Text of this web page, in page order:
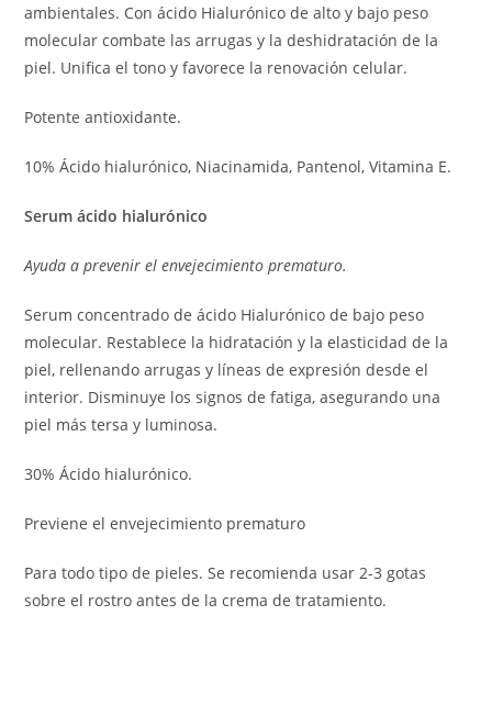
ambientales. Con ácido Hialurónico de alto y bajo peso
molecular combate las arrugas y la deshidratación de la
piel. Unifica el tono y favorece la renovación celular.
Potente antioxidante.
10% Ácido hialurónico, Niacinamida, Pantenol, Vitamina E.
Serum ácido hialurónico
Ayuda a prevenir el envejecimiento prematuro.
Serum concentrado de ácido Hialurónico de bajo peso
molecular. Restablece la hidratación y la elasticidad de la
piel, rellenando arrugas y líneas de expresión desde el
interior. Disminuye los signos de fatiga, asegurando una
piel más tersa y luminosa.
30% Ácido hialurónico.
Previene el envejecimiento prematuro
Para todo tipo de pieles. Se recomienda usar 2-3 gotas
sobre el rostro antes de la crema de tratamiento.